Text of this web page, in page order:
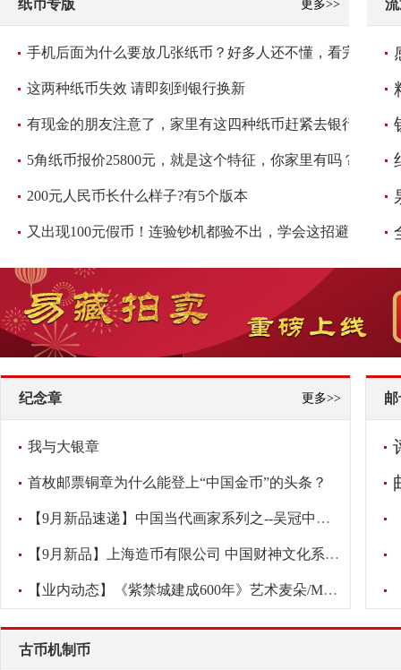
更多>>
纸币专版
这两种纸币失效 请即刻到银行换新
5角纸币报价25800元，就是这个特征，你家里有吗？
200元人民币长什么样子?有5个版本
更多>>
纪念章
我与大银章
首枚邮票铜章为什么能登上“中国金币”的头条？
【9月新品速递】中国当代画家系列之--吴冠中纪念章
【9月新品】上海造币有限公司 中国财神文化系列之-《财宝天王》大
【业内动态】《紫禁城建成600年》艺术麦朵/Medal新品发布会将于2
古币机制币